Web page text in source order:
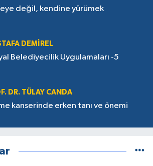
değil, kendine yürümek
DEMIREL
Belediyecilik Uygulamaları -5
DR. TÜLAY CANDA
kanserinde erken tanı ve önemi